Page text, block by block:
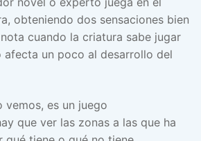
obteniendo dos sensaciones bien
cuando la criatura sabe jugar
afecta un poco al desarrollo del
vemos, es un juego
que ver las zonas a las que ha